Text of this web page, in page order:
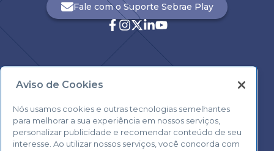
0800 570 0800
Fale com o Suporte Sebrae Play
Aviso de Cookies
Nós usamos cookies e outras tecnologias semelhantes
para melhorar a sua experiência em nossos serviços,
personalizar publicidade e recomendar conteúdo de seu
interesse. Ao utilizar nossos serviços, você concorda com